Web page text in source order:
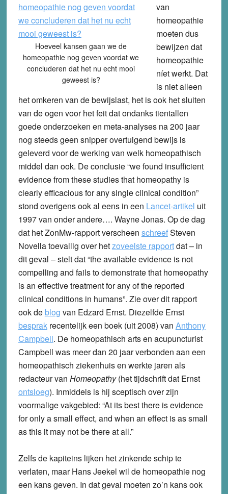
Hoeveel kansen gaan we de
homeopathie nog geven voordat we
concluderen dat het nu echt mooi
geweest is?
van
homeopathie
moeten dus
bewijzen dat
homeopathie
níet werkt. Dat
is niet alleen
het omkeren van de bewijslast, het is ook het sluiten
van de ogen voor het feit dat ondanks tientallen
goede onderzoeken en meta-analyses na 200 jaar
nog steeds geen snipper overtuigend bewijs is
geleverd voor de werking van welk homeopathisch
middel dan ook. De conclusie “we found insufficient
evidence from these studies that homeopathy is
clearly efficacious for any single clinical condition”
stond overigens ook al eens in een Lancet-artikel uit
1997 van onder andere…. Wayne Jonas. Op de dag
dat het ZonMw-rapport verscheen schreefSteven
Novella toevallig over hetzoveelste rapportdat – in
dit geval – stelt dat “the available evidence is not
compelling and fails to demonstrate that homeopathy
is an effective treatment for any of the reported
clinical conditions in humans”. Zie over dit rapport
ook de blog van Edzard Ernst. Diezelfde Ernst
besprakrecentelijk een boek (uit 2008) van Anthony
Campbell. De homeopathisch arts en acupuncturist
Campbell was meer dan 20 jaar verbonden aan een
homeopathisch ziekenhuis en werkte jaren als
redacteur van Homeopathy(het tijdschrift dat Ernst
ontsloeg). Inmiddels is hij sceptisch over zijn
voormalige vakgebied: “At its best there is evidence
for only a small effect, and when an effect is as small
as this it may not be there at all.”
Zelfs de kapiteins lijken het zinkende schip te
verlaten, maar Hans Jeekel wil de homeopathie nog
een kans geven. In dat geval moeten zo’n kans ook